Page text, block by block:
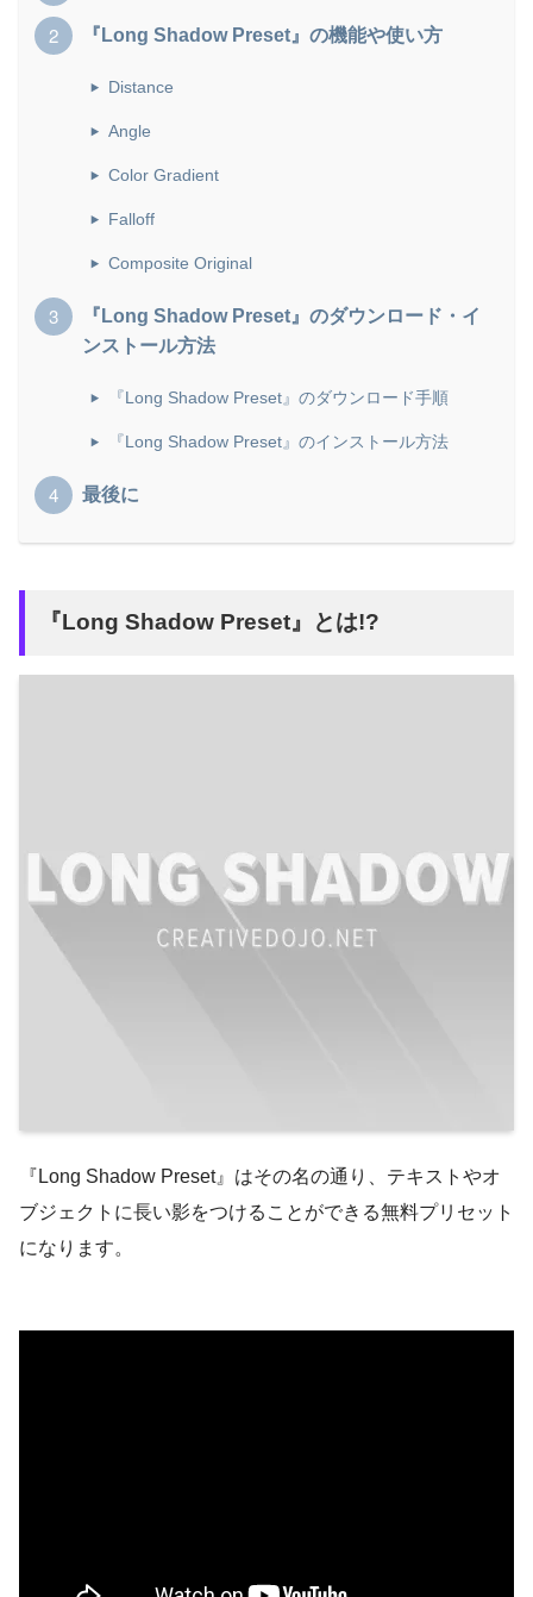
『Long Shadow Preset』の機能や使い方
Distance
Angle
Color Gradient
Falloff
Composite Original
『Long Shadow Preset』のダウンロード・イ
ンストール方法
『Long Shadow Preset』のダウンロード手順
『Long Shadow Preset』のインストール方法
最後に
『Long Shadow Preset』とは!?
『Long Shadow Preset』はその名の通り、テキストやオ
ブジェクトに長い影をつけることができる無料プリセット
になります。